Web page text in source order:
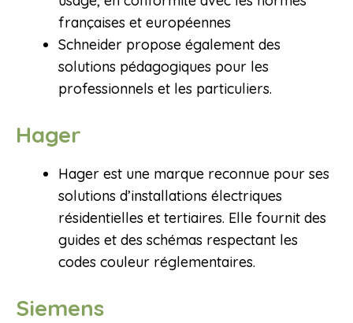
françaises et européennes
Schneider propose également des
solutions pédagogiques pour les
professionnels et les particuliers.
Hager
Hager est une marque reconnue pour ses
solutions d’installations électriques
résidentielles et tertiaires. Elle fournit des
guides et des schémas respectant les
codes couleur réglementaires.
Siemens